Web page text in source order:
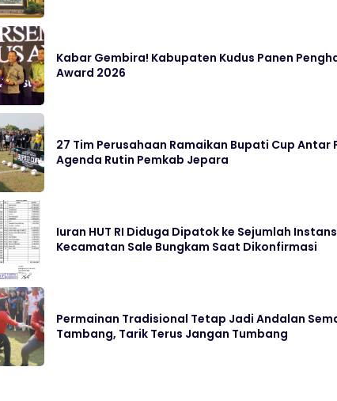
Kabar Gembira! Kabupaten Kudus Panen
Award 2026
27 Tim Perusahaan Ramaikan Bupati Cup Antar
Agenda Rutin Pemkab Jepara
Iuran HUT RI Diduga Dipatok ke Sejumlah
Kecamatan Sale Bungkam Saat Dikonfirmasi
Permainan Tradisional Tetap Jadi Andalan
Tambang, Tarik Terus Jangan Tumbang